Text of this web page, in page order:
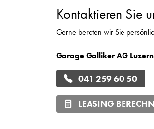
Kontaktieren Sie
Gerne beraten wir Sie
Garage Galliker AG
041 259 60 50
LEASING